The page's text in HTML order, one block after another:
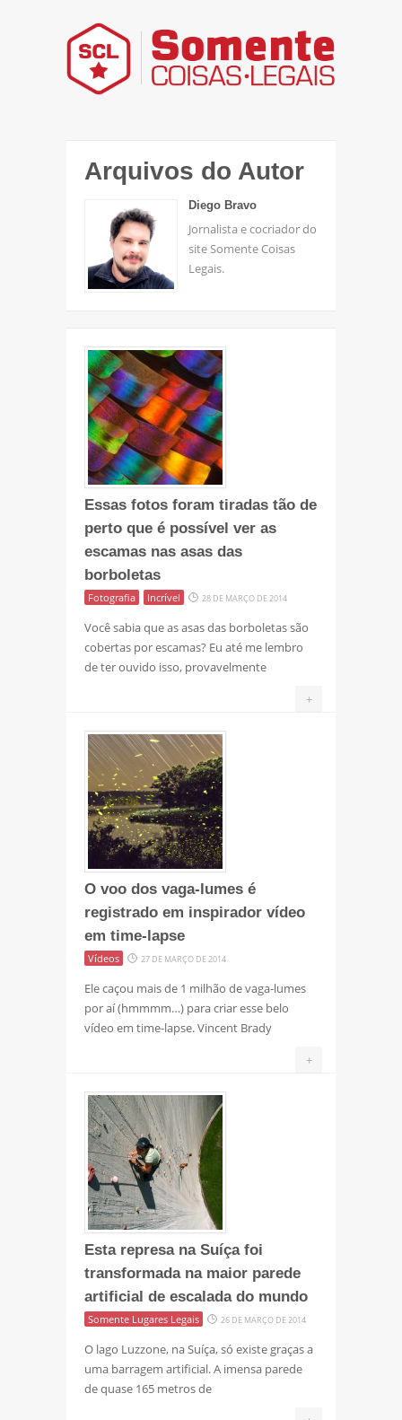
Arquivos do Autor
Diego Bravo
Jornalista e cocriador do
site Somente Coisas
Legais.
Essas fotos foram tiradas tão de
perto que é possível ver as
escamas nas asas das
borboletas
Fotografia Incrível 28 DE MARÇO DE 2014
Você sabia que as asas das borboletas são
cobertas por escamas? Eu até me lembro
de ter ouvido isso, provavelmente
+
O voo dos vaga-lumes é
registrado em inspirador vídeo
em time-lapse
Vídeos 27 DE MARÇO DE 2014
Ele caçou mais de 1 milhão de vaga-lumes
por aí (hmmmm…) para criar esse belo
vídeo em time-lapse. Vincent Brady
+
Esta represa na Suíça foi
transformada na maior parede
artificial de escalada do mundo
Somente Lugares Legais 26 DE MARÇO DE 2014
O lago Luzzone, na Suíça, só existe graças a
uma barragem artificial. A imensa parede
de quase 165 metros de